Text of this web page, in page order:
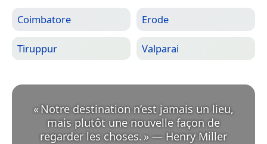
Coimbatore Erode
Tiruppur Valparai
«Notre destination n’est jamais un lieu,
mais plutôt une nouvelle façon de
regarder les choses. » — Henry Miller